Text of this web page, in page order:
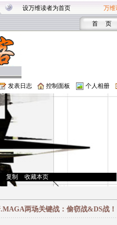
设万维读者为首页 万维
首 页
发表日志 控制面板 个人相册
> 复制 收藏本页
两场关键战：偷窃战&DS战！